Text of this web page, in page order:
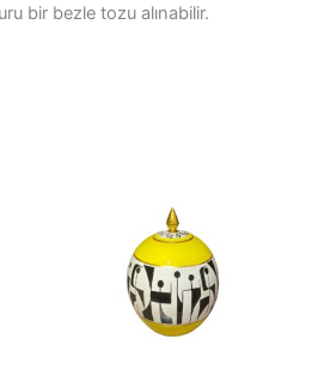
bir bezle tozu alınabilir.